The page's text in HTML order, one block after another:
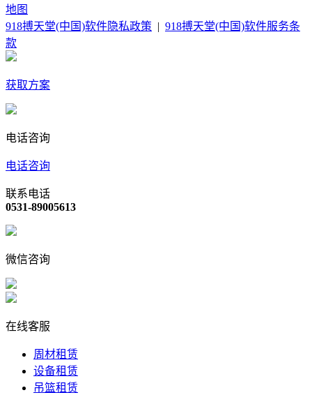
地图
918搏天堂(中国)软件隐私政策
918搏天堂(中国)软件服务条
款
获取方案
电话咨询
电话咨询
联系电话
0531-89005613
微信咨询
在线客服
周材租赁
设备租赁
吊篮租赁